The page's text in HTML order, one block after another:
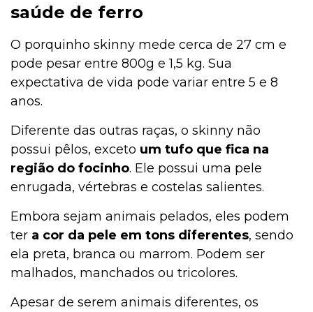
Curiosidades
Curiosidades
Cultivo e Manutenção
Comportamento
saúde de ferro
O porquinho skinny mede cerca de 27 cm e
pode pesar entre 800g e 1,5 kg. Sua
expectativa de vida pode variar entre 5 e 8
anos.
Diferente das outras raças, o skinny não
possui pêlos, exceto um tufo que fica na
região do focinho. Ele possui uma pele
enrugada, vértebras e costelas salientes.
Embora sejam animais pelados, eles podem
ter a cor da pele em tons diferentes, sendo
ela preta, branca ou marrom. Podem ser
malhados, manchados ou tricolores.
Apesar de serem animais diferentes, os